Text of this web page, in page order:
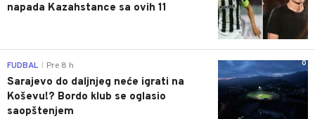
napada Kazahstance sa ovih 11
0
FUDBAL Pre 8 h
Sarajevo do daljnjeg neće igrati na
Koševu!? Bordo klub se oglasio
saopštenjem